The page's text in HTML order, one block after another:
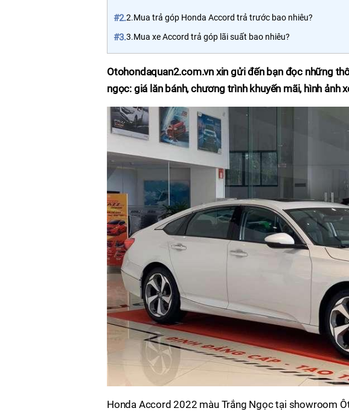
#2.2.Mua trả góp Honda Accord trả trước bao nhiêu?
#3.3.Mua xe Accord trả góp lãi suất bao nhiêu?
Otohondaquan2.com.vn xin gửi đến bạn đọc những
ngọc: giá lăn bánh, chương trình khuyến mãi, hình ảnh
Honda Accord 2022 màu Trắng Ngọc tại showroom